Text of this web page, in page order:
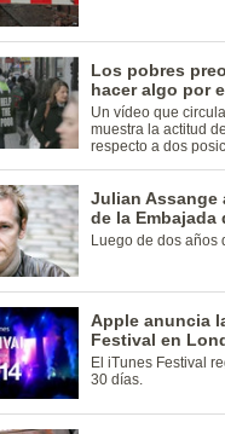
Los pobres
hacer algo por
Un vídeo que
muestra la actitud
respecto a dos
Julian Assange
de la Embajada
Luego de dos años
Apple anuncia
Festival en
El iTunes Festival
30 días.